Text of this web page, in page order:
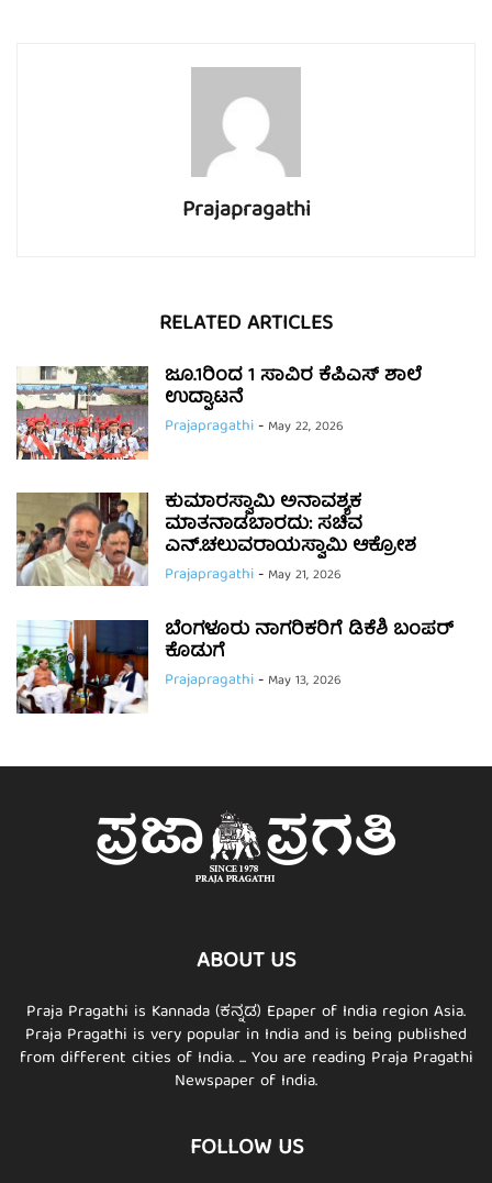
Prajapragathi
RELATED ARTICLES
ಜೂ.1ರಿಂದ 1 ಸಾವಿರ ಕೆಪಿಎಸ್ ಶಾಲೆ
ಉದ್ಘಾಟನೆ
Prajapragathi- May 22, 2026
ಕುಮಾರಸ್ವಾಮಿ ಅನಾವಶ್ಯಕ
ಮಾತನಾಡಬಾರದು: ಸಚಿವ
ಎನ್.ಚಲುವರಾಯಸ್ವಾಮಿ ಆಕ್ರೋಶ
Prajapragathi- May 21, 2026
ಬೆಂಗಳೂರು ನಾಗರಿಕರಿಗೆ ಡಿಕೆಶಿ ಬಂಪರ್
ಕೊಡುಗೆ
Prajapragathi- May 13, 2026
ABOUT US
Praja Pragathi is Kannada (ಕನ್ನಡ) Epaper of India region Asia.
Praja Pragathi is very popular in India and is being published
from different cities of India. ... You are reading Praja Pragathi
Newspaper of India.
FOLLOW US